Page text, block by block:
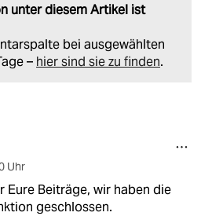
unter diesem Artikel ist
bei ausgewählten
– hier sind sie zu finden.
Uhr
Eure Beiträge, wir haben die
geschlossen.